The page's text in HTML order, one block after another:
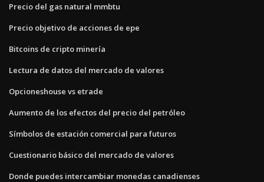
Precio del gas natural mmbtu
Precio objetivo de acciones de epe
Bitcoins de cripto minería
Lectura de datos del mercado de valores
Opcioneshouse vs etrade
Aumento de los efectos del precio del petróleo
Símbolos de estación comercial para futuros
Cuestionario básico del mercado de valores
Donde puedes intercambiar monedas canadienses